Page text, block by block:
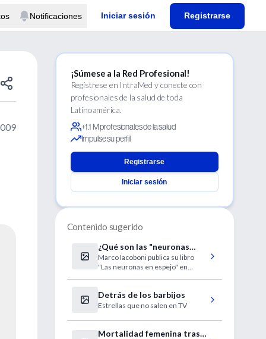
Notificaciones Iniciar sesión Registrarse
¡Súmese a la Red Profesional!
Regístrese en IntraMed y conecte con
profesionales de la salud de toda
Latinoamérica.
+1.1 M profesionales de la salud
Impulse su perfil
Registrarse
Iniciar sesión
Contenido sugerido
¿Qué son las "neuronas
espejo"?
Marco Iacoboni publica su libro
"Las neuronas en espejo" en
Detrás de los barbijos
Estrellas que no salen en TV
Mortalidad femenina tras